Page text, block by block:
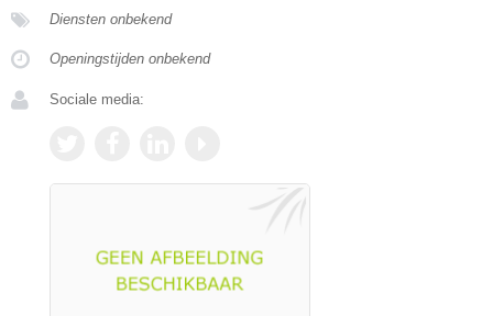
Diensten onbekend
Openingstijden onbekend
Sociale media: